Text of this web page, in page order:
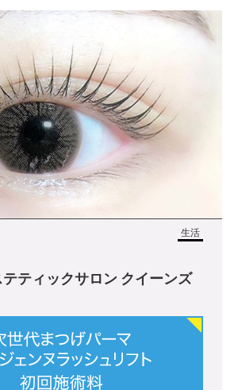
生活
テティックサロン クイーンズ